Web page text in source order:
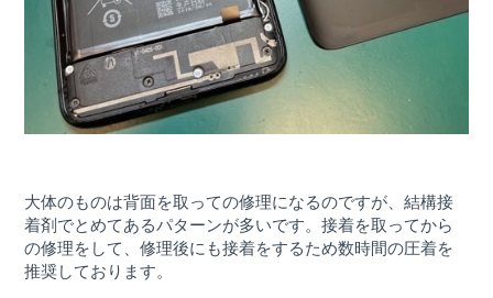
大体のものは背面を取っての修理になるのですが、結構接
着剤でとめてあるパターンが多いです。接着を取ってから
の修理をして、修理後にも接着をするため数時間の圧着を
推奨しております。